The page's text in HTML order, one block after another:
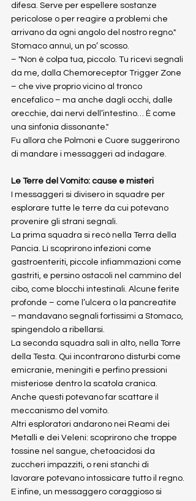
difesa. Serve per espellere sostanze
pericolose o per reagire a problemi che
arrivano da ogni angolo del nostro regno."
Stomaco annuì, un po’ scosso.
– "Non è colpa tua, piccolo. Tu ricevi segnali
da me, dalla Chemoreceptor Trigger Zone
– che vive proprio vicino al tronco
encefalico – ma anche dagli occhi, dalle
orecchie, dai nervi dell’intestino… È come
una sinfonia dissonante."
Fu allora che Polmoni e Cuore suggerirono
di mandare i messaggeri ad indagare.
Le Terre del Vomito: cause e misteri
I messaggeri si divisero in squadre per
esplorare tutte le terre da cui potevano
provenire gli strani segnali.
La prima squadra si recò nella Terra della
Pancia. Lì scoprirono infezioni come
gastroenteriti, piccole infiammazioni come
gastriti, e persino ostacoli nel cammino del
cibo, come blocchi intestinali. Alcune ferite
profonde – come l’ulcera o la pancreatite
– mandavano segnali fortissimi a Stomaco,
spingendolo a ribellarsi.
La seconda squadra salì in alto, nella Torre
della Testa. Qui incontrarono disturbi come
emicranie, meningiti e perfino pressioni
misteriose dentro la scatola cranica.
Anche questi potevano far scattare il
meccanismo del vomito.
Altri esploratori andarono nei Reami dei
Metalli e dei Veleni: scoprirono che troppe
tossine nel sangue, chetoacidosi da
zuccheri impazziti, o reni stanchi di
lavorare potevano intossicare tutto il regno.
E infine, un messaggero coraggioso si